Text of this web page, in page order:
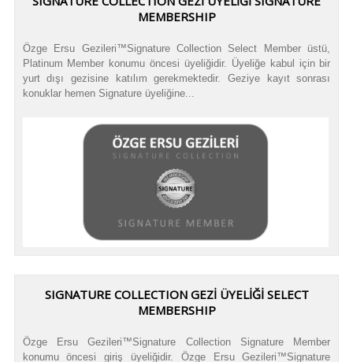
MEMBERSHIP
Özge Ersu Gezileri™Signature Collection Select Member üstü,
Platinum Member konumu öncesi üyeliğidir. Üyeliğe kabul için bir
yurt dışı gezisine katılım gerekmektedir. Geziye kayıt sonrası
konuklar hemen Signature üyeliğine...
SIGNATURE COLLECTION GEZİ ÜYELİĞİ SELECT
MEMBERSHIP
Özge Ersu Gezileri™Signature Collection Signature Member
konumu öncesi giriş üyeliğidir. Özge Ersu Gezileri™Signature